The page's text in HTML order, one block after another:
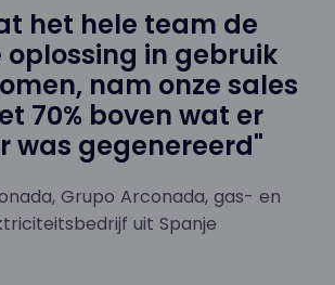
het hele team de
oplossing in gebruik
nam onze sales
70% boven wat er
was gegenereerd"
Grupo Arconada, gas- en
uit Spanje